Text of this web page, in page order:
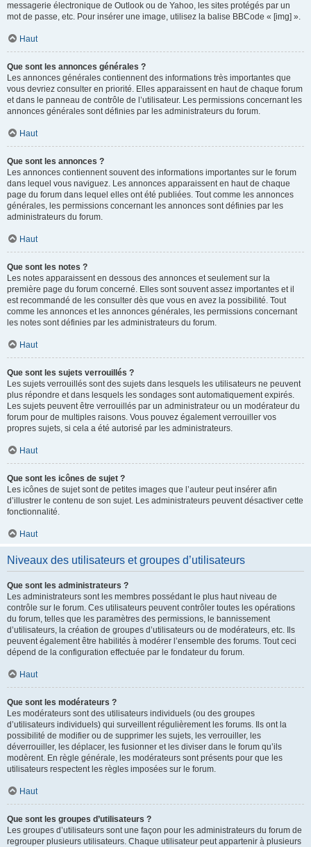
messagerie électronique de Outlook ou de Yahoo, les sites protégés par un
mot de passe, etc. Pour insérer une image, utilisez la balise BBCode « [img] ».
Haut
Que sont les annonces générales ?
Les annonces générales contiennent des informations très importantes que
vous devriez consulter en priorité. Elles apparaissent en haut de chaque forum
et dans le panneau de contrôle de l’utilisateur. Les permissions concernant les
annonces générales sont définies par les administrateurs du forum.
Haut
Que sont les annonces ?
Les annonces contiennent souvent des informations importantes sur le forum
dans lequel vous naviguez. Les annonces apparaissent en haut de chaque
page du forum dans lequel elles ont été publiées. Tout comme les annonces
générales, les permissions concernant les annonces sont définies par les
administrateurs du forum.
Haut
Que sont les notes ?
Les notes apparaissent en dessous des annonces et seulement sur la
première page du forum concerné. Elles sont souvent assez importantes et il
est recommandé de les consulter dès que vous en avez la possibilité. Tout
comme les annonces et les annonces générales, les permissions concernant
les notes sont définies par les administrateurs du forum.
Haut
Que sont les sujets verrouillés ?
Les sujets verrouillés sont des sujets dans lesquels les utilisateurs ne peuvent
plus répondre et dans lesquels les sondages sont automatiquement expirés.
Les sujets peuvent être verrouillés par un administrateur ou un modérateur du
forum pour de multiples raisons. Vous pouvez également verrouiller vos
propres sujets, si cela a été autorisé par les administrateurs.
Haut
Que sont les icônes de sujet ?
Les icônes de sujet sont de petites images que l’auteur peut insérer afin
d’illustrer le contenu de son sujet. Les administrateurs peuvent désactiver cette
fonctionnalité.
Haut
Niveaux des utilisateurs et groupes d’utilisateurs
Que sont les administrateurs ?
Les administrateurs sont les membres possédant le plus haut niveau de
contrôle sur le forum. Ces utilisateurs peuvent contrôler toutes les opérations
du forum, telles que les paramètres des permissions, le bannissement
d’utilisateurs, la création de groupes d’utilisateurs ou de modérateurs, etc. Ils
peuvent également être habilités à modérer l’ensemble des forums. Tout ceci
dépend de la configuration effectuée par le fondateur du forum.
Haut
Que sont les modérateurs ?
Les modérateurs sont des utilisateurs individuels (ou des groupes
d’utilisateurs individuels) qui surveillent régulièrement les forums. Ils ont la
possibilité de modifier ou de supprimer les sujets, les verrouiller, les
déverrouiller, les déplacer, les fusionner et les diviser dans le forum qu’ils
modèrent. En règle générale, les modérateurs sont présents pour que les
utilisateurs respectent les règles imposées sur le forum.
Haut
Que sont les groupes d’utilisateurs ?
Les groupes d’utilisateurs sont une façon pour les administrateurs du forum de
regrouper plusieurs utilisateurs. Chaque utilisateur peut appartenir à plusieurs